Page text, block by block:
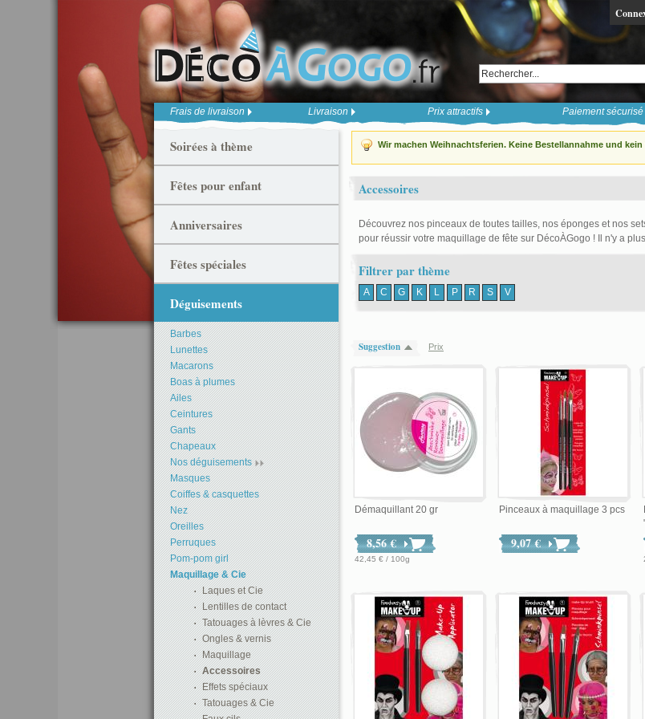
Frais de livraison Livraison Prix attractifs Paiement sécurisé
Wir machen Weihnachtsferien. Keine Bestellannahme und kein
Accessoires
Découvrez nos pinceaux de toutes tailles, nos éponges et nos
pour réussir votre maquillage de fête sur DécoÀGogo ! Il n'y a
Filtrer par thème
A C G K L P R S V
Suggestion Prix
Démaquillant 20 gr
8,56 €
42,45 € / 100g
Pinceaux à maquillage 3 pcs
9,07 €
Soirées à thème
Fêtes pour enfant
Anniversaires
Fêtes spéciales
Déguisements
Barbes
Lunettes
Macarons
Boas à plumes
Ailes
Ceintures
Gants
Chapeaux
Nos déguisements
Masques
Coiffes & casquettes
Nez
Oreilles
Perruques
Pom-pom girl
Maquillage & Cie
Laques et Cie
Lentilles de contact
Tatouages à lèvres & Cie
Ongles & vernis
Maquillage
Accessoires
Effets spéciaux
Tatouages & Cie